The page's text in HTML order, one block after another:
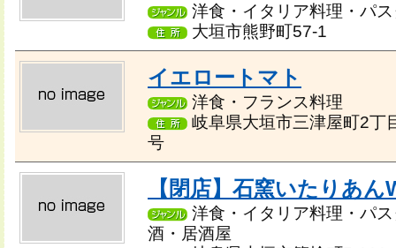
洋食・イタリア料理・パ
大垣市熊野町57-1
イエロートマト
洋食・フランス料理
岐阜県大垣市三津屋町2丁
号
【閉店】石窯いたりあん
洋食・イタリア料理・パ
酒・居酒屋